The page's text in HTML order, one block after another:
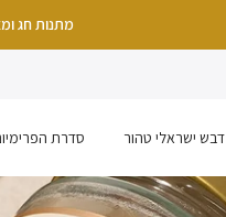
עדכון: הזמנות מהאתר
דבש ישראלי טהור סדרת